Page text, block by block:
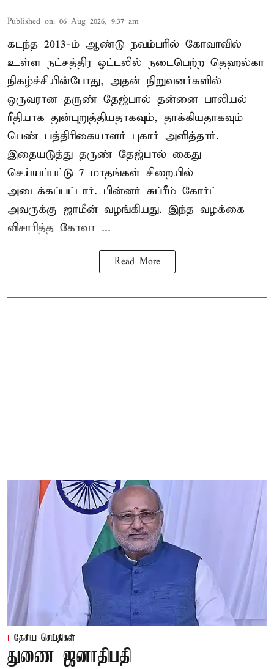
Published on: 06 Aug 2026, 9:37 am
கடந்த 2013-ம் ஆண்டு நவம்பரில் கோவாவில்
உள்ள நட்சத்திர ஓட்டலில் நடைபெற்ற தெஹல்கா
நிகழ்ச்சியின்போது, அதன் நிறுவனர்களில்
ஒருவரான தருண் தேஜ்பால் தன்னை பாலியல்
ரீதியாக துன்புறுத்தியதாகவும், தாக்கியதாகவும்
பெண் பத்திரிகையாளர் புகார் அளித்தார்.
இதையடுத்து தருண் தேஜ்பால் கைது
செய்யப்பட்டு 7 மாதங்கள் சிறையில்
அடைக்கப்பட்டார். பின்னர் சுப்ரீம் கோர்ட்
அவருக்கு ஜாமீன் வழங்கியது. இந்த வழக்கை
விசாரித்த கோவா ...
Read More
தேசிய செய்திகள்
துணை ஜனாதிபதி